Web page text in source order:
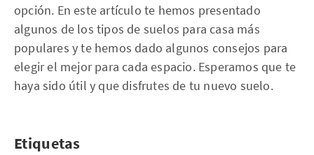
opción. En este artículo te hemos presentado
algunos de los tipos de suelos para casa más
populares y te hemos dado algunos consejos para
elegir el mejor para cada espacio. Esperamos que te
haya sido útil y que disfrutes de tu nuevo suelo.
Etiquetas